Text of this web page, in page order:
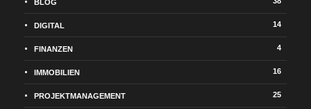
BLOG
DIGITAL 14
FINANZEN 4
IMMOBILIEN 16
PROJEKTMANAGEMENT 25